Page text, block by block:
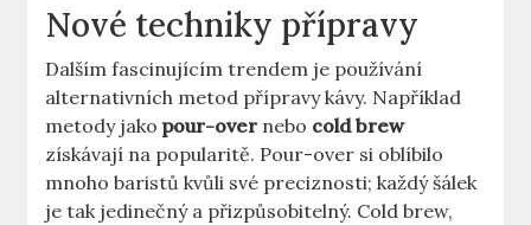
Nové techniky přípravy
Dalším fascinujícím trendem je používání
alternativních metod přípravy kávy. Například
metody jakopour-over nebo cold brew
získávají na popularitě. Pour-over si oblíbilo
mnoho baristů kvůli své preciznosti; každý šálek
je tak jedinečný a přizpůsobitelný. Cold brew,